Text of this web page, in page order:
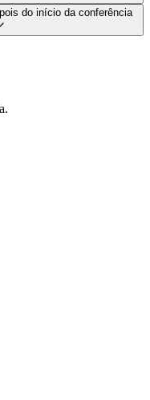
do início da conferência